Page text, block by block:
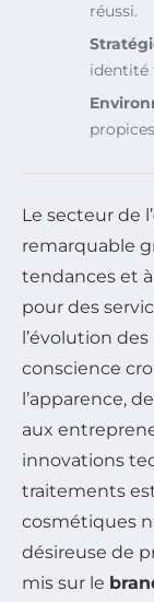
réussi.
identité
Le secteur de l’
remarquable
tendances et
pour des
l’évolution
conscience
l’apparence,
aux
innovations
traitements
cosmétiques
désireuse de
mis sur le